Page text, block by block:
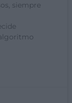
siempre